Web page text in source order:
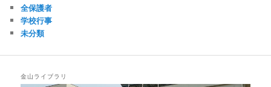
全保護者
学校行事
未分類
金山ライブラリ